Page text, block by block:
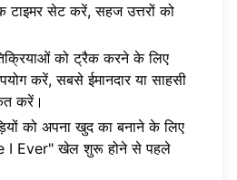
सेट करें, सहज उत्तरों को
को ट्रैक करने के लिए
करें, सबसे ईमानदार या साहसी
करें।
को अपना खुद का बनाने के लिए
I Ever" खेल शुरू होने से पहले